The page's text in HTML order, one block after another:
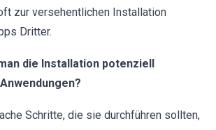
zur versehentlichen Installation
Dritter.
die Installation potenziell
Schritte, die sie durchführen sollten,